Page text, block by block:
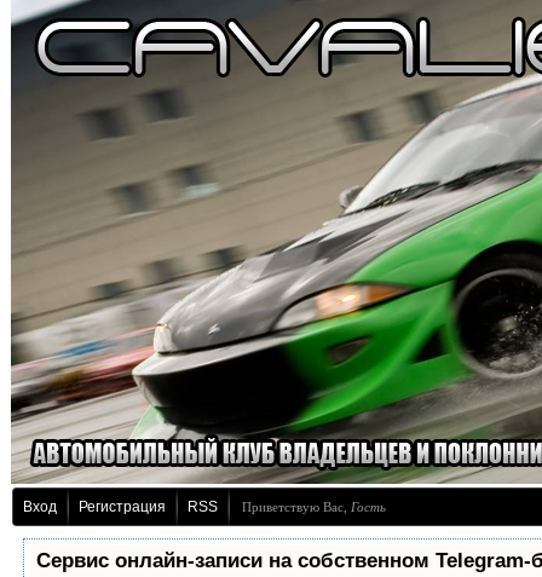
Вход Регистрация RSS Приветствую Вас Гость
Сервис онлайн-записи на собственном Telegram-